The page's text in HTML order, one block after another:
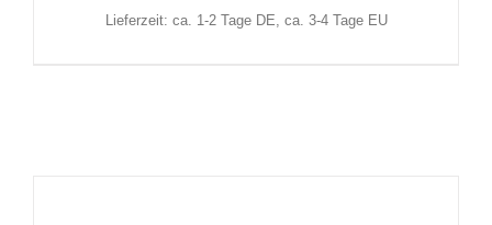
Lieferzeit: ca. 1-2 Tage DE, ca. 3-4 Tage EU